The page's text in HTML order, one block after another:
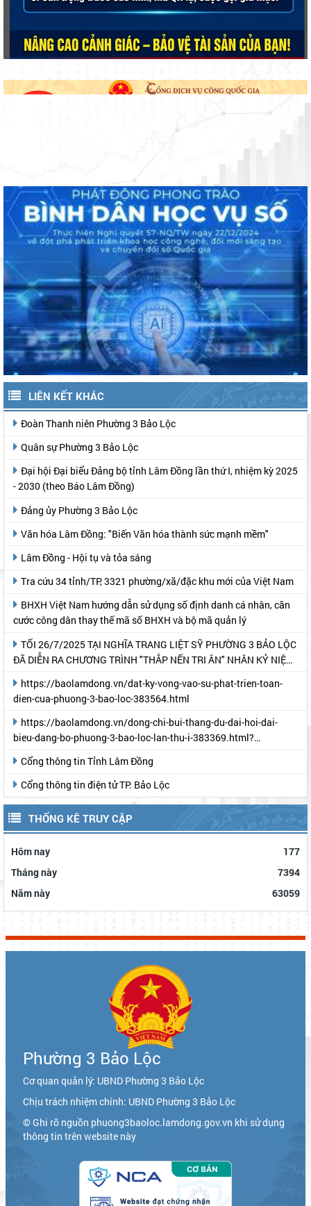
LIÊN KẾT KHÁC
Đoàn Thanh niên Phường 3 Bảo Lộc
Quân sự Phường 3 Bảo Lộc
- 2030 (theo Báo Lâm Đồng)
Đảng ủy Phường 3 Bảo Lộc
Văn hóa Lâm Đồng: "Biến Văn hóa thành sức mạnh mềm"
Lâm Đồng - Hội tụ và tỏa sáng
Tra cứu 34 tỉnh/TP, 3321 phường/xã/đặc khu mới của Việt Nam
cước công dân thay thế mã số BHXH và bộ mã quản lý
ĐÃ DIỄN RA CHƯƠNG TRÌNH "THẮP NẾN TRI ÂN" NHÂN KỶ NIỆM
dien-cua-phuong-3-bao-loc-383564.html
bieu-dang-bo-phuong-3-bao-loc-lan-thu-i-383369.html?
Cổng thông tin Tỉnh Lâm Đồng
Cổng thông tin điện tử TP. Bảo Lộc
THỐNG KÊ TRUY CẬP
Hôm nay
177
Tháng này
7394
Năm này
63059
Phường 3 Bảo Lộc
Cơ quan quản lý: UBND Phường 3 Bảo Lộc
Chịu trách nhiệm chính: UBND Phường 3 Bảo Lộc
© Ghi rõ nguồn phuong3baoloc.lamdong.gov.vn khi sử dụng
thông tin trên website này